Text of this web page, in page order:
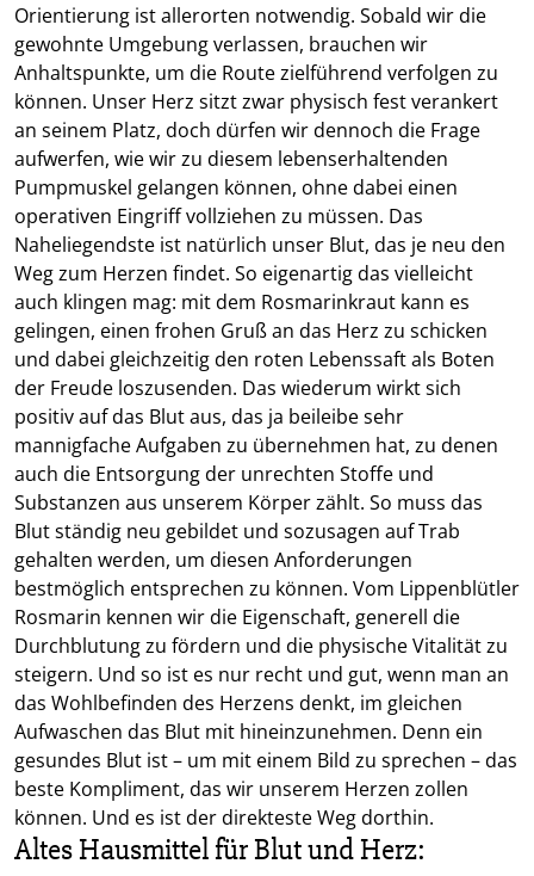
Orientierung ist allerorten notwendig. Sobald wir die
gewohnte Umgebung verlassen, brauchen wir
Anhaltspunkte, um die Route zielführend verfolgen zu
können. Unser Herz sitzt zwar physisch fest verankert
an seinem Platz, doch dürfen wir dennoch die Frage
aufwerfen, wie wir zu diesem lebenserhaltenden
Pumpmuskel gelangen können, ohne dabei einen
operativen Eingriff vollziehen zu müssen. Das
Naheliegendste ist natürlich unser Blut, das je neu den
Weg zum Herzen findet. So eigenartig das vielleicht
auch klingen mag: mit dem Rosmarinkraut kann es
gelingen, einen frohen Gruß an das Herz zu schicken
und dabei gleichzeitig den roten Lebenssaft als Boten
der Freude loszusenden. Das wiederum wirkt sich
positiv auf das Blut aus, das ja beileibe sehr
mannigfache Aufgaben zu übernehmen hat, zu denen
auch die Entsorgung der unrechten Stoffe und
Substanzen aus unserem Körper zählt. So muss das
Blut ständig neu gebildet und sozusagen auf Trab
gehalten werden, um diesen Anforderungen
bestmöglich entsprechen zu können. Vom Lippenblütler
Rosmarin kennen wir die Eigenschaft, generell die
Durchblutung zu fördern und die physische Vitalität zu
steigern. Und so ist es nur recht und gut, wenn man an
das Wohlbefinden des Herzens denkt, im gleichen
Aufwaschen das Blut mit hineinzunehmen. Denn ein
gesundes Blut ist – um mit einem Bild zu sprechen – das
beste Kompliment, das wir unserem Herzen zollen
können. Und es ist der direkteste Weg dorthin.
Altes Hausmittel für Blut und Herz: